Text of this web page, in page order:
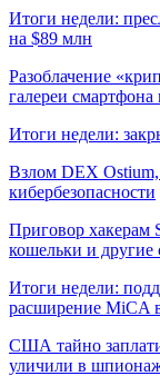
Итоги недели:
на $89 млн
Разоблачение
галереи смартфона
Итоги недели:
Взлом DEX
кибербезопасности
Приговор хакерам
кошельки и другие
Итоги недели:
расширение MiCA
США тайно
уличили в